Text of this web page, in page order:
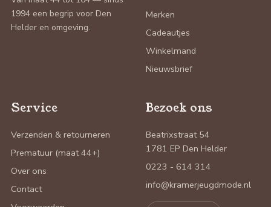
1994 een begrip voor Den
Helder en omgeving.
Merken
Cadeautjes
Winkelmand
Nieuwsbrief
Service
Verzenden & retourneren
Prematuur (maat 44+)
Over ons
Contact
Bezoek ons
Beatrixstraat 54
1781 EP Den Helder
0223 - 614 314
info@kramerjeugdmode.nl